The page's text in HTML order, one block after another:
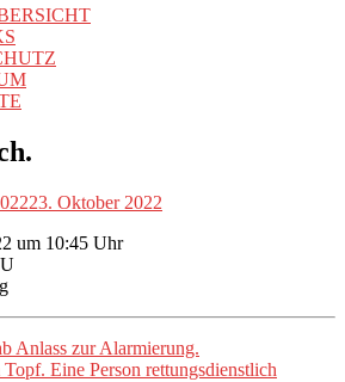
23. Oktober 2022
um 10:45 Uhr
Anlass zur Alarmierung.
Eine Person rettungsdienstlich